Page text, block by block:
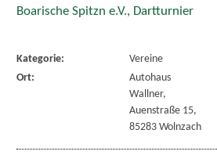
Boarische Spitzn e.V., Dartturnier
Kategorie:
Vereine
Ort:
Autohaus
Wallner,
Auenstraße 15,
85283 Wolnzach